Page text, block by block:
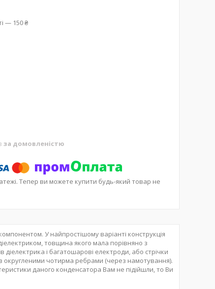
— 150 ₴
за домовленістю
Тепер ви можете купити будь-який товар не
У найпростішому варіанті конструкція
товщина якого мала порівняно з
і багатошарові електроди, або стрічки
округленими чотирма ребрами (через намотування).
даного конденсатора Вам не підійшли, то Ви